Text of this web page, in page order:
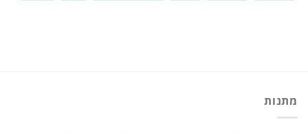
מתנות